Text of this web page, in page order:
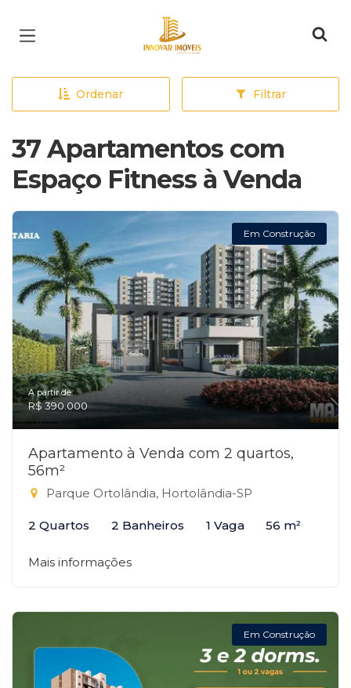
Página inicial
Ordenar Filtrar
37 Apartamentos com
Espaço Fitness à Venda
Em Construção
A partir de:
R$ 390.000
Apartamento à Venda com 2 quartos,
56m²
Parque Ortolândia, Hortolândia-SP
2 Quartos 2 Banheiros 1 Vaga 56 m²
Mais informações
Em Construção